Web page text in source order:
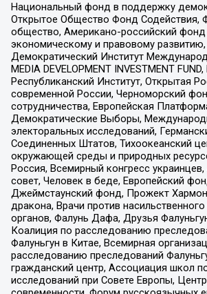
Национальный фонд в поддержку
Открытое Общество Фонд Содействия,
общество, Американо-российский фонд
экономическому и правовому
Демократический Институт
MEDIA DEVELOPMENT INVESTMENT
Республиканский Институт, Открытая
современной России, Черноморский
сотрудничества, Европейская
Демократические Выборы,
электоральных исследований,
Соединенных Штатов, Тихоокеанский
окружающей среды и природных
Россия, Всемирный конгресс украинцев,
совет, Человек в беде, Европейский
Джеймстаунский фонд, Прожект
дракона, Врачи против
органов, Фалунь Дафа, Друзья
Коалиция по расследованию
Фалуньгун в Китае, Всемирная
расследованию преследований
гражданский центр, Ассоциация школ
исследований при Совете Европы,